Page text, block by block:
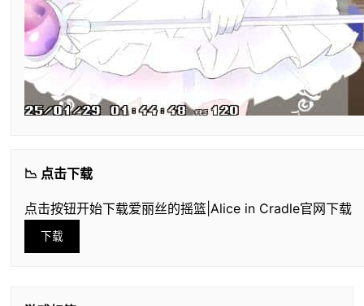
📉 点击下载
点击按钮开始下载爱丽丝的摇篮|Alice in Cradle官网下载
下载